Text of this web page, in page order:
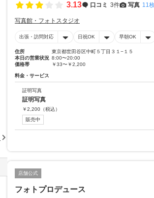
3.13 口コミ 3件 写真 11
写真館・フォトスタジオ
出張・訪問対応 日祝OK 早朝OK
住所
東京都世田谷区中町５丁目３１−１５
本日の営業状況 8:00〜20:00
価格帯
￥33〜￥2,200
料金・サービス
証明写真
証明写真
￥2,200 （税込）
販売中
店舗公式
フォトプロデュース